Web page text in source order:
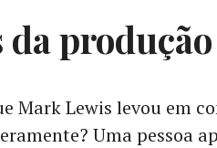
da produção
Mark Lewis levou em
Uma pessoa